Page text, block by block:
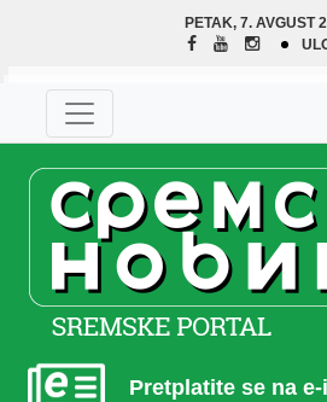
PETAK, 7. AVGUST
Pretplatite se na